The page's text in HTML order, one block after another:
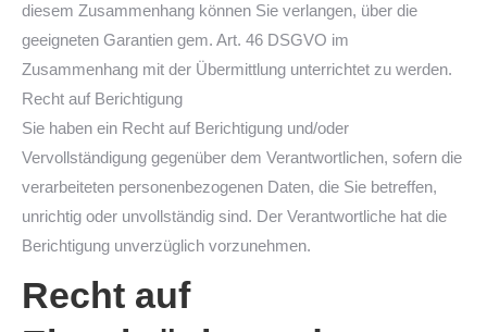
diesem Zusammenhang können Sie verlangen, über die
geeigneten Garantien gem. Art. 46 DSGVO im
Zusammenhang mit der Übermittlung unterrichtet zu werden.
Recht auf Berichtigung
Sie haben ein Recht auf Berichtigung und/oder
Vervollständigung gegenüber dem Verantwortlichen, sofern die
verarbeiteten personenbezogenen Daten, die Sie betreffen,
unrichtig oder unvollständig sind. Der Verantwortliche hat die
Berichtigung unverzüglich vorzunehmen.
Recht auf